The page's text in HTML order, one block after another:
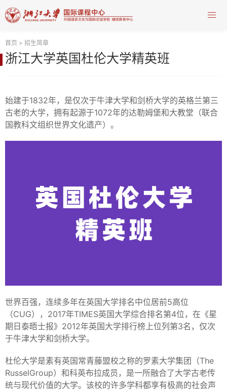
首页 > 招生简章
浙江大学英国杜伦大学精英班
始建于1832年，是仅次于牛津大学和剑桥大学的英格兰第三
古老的大学，拥有起源于1072年的达勒姆堡和大教堂（联合
国教科文组织世界文化遗产）。
世界百强，连续多年在英国大学排名中位居前5高位
（CUG），2017年TIMES英国大学综合排名第4位，在《星
期日泰晤士报》2012年英国大学排行榜上位列第3名，仅次
于牛津大学和剑桥大学。
杜伦大学是素有英国常青藤盟校之称的罗素大学集团（The
RusselGroup）和科英布拉成员，是一所融合了大学古老传
统与现代价值的大学。该校的许多学科都享有极高的社会声